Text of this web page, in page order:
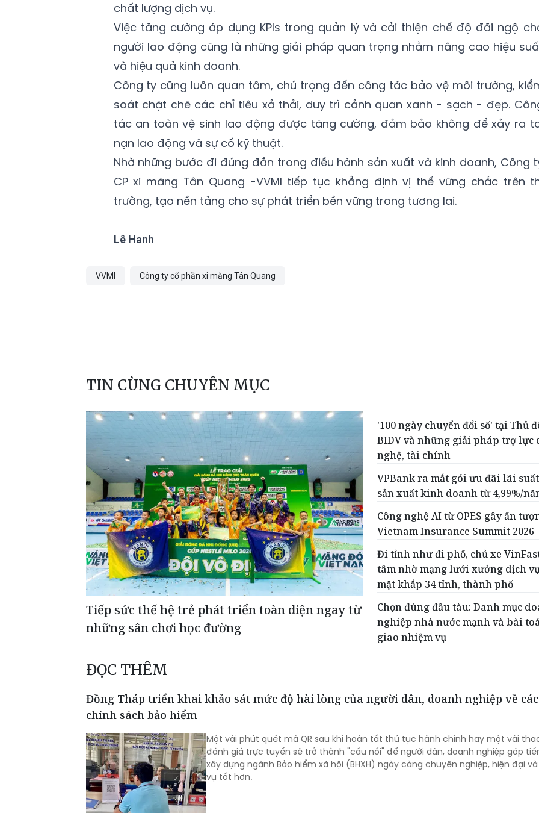
chất lượng dịch vụ.
Việc tăng cường áp dụng KPIs trong quản lý và cải thiện chế độ đãi ngộ
người lao động cũng là những giải pháp quan trọng nhằm nâng cao hiệu
và hiệu quả kinh doanh.
Công ty cũng luôn quan tâm, chú trọng đến công tác bảo vệ môi trường,
soát chặt chẽ các chỉ tiêu xả thải, duy trì cảnh quan xanh - sạch - đẹp.
tác an toàn vệ sinh lao động được tăng cường, đảm bảo không để xảy ra
nạn lao động và sự cố kỹ thuật.
Nhờ những bước đi đúng đắn trong điều hành sản xuất và kinh doanh, Công
CP xi măng Tân Quang -VVMI tiếp tục khẳng định vị thế vững chắc trên
trường, tạo nền tảng cho sự phát triển bền vững trong tương lai.
Lê Hanh
VVMI Công ty cổ phần xi măng Tân Quang
TIN CÙNG CHUYÊN MỤC
Tiếp sức thế hệ trẻ phát triển toàn diện ngay từ
những sân chơi học đường
'100 ngày chuyển đổi số' tại Thủ
BIDV và những giải pháp trợ lực
nghệ, tài chính
VPBank ra mắt gói ưu đãi lãi
sản xuất kinh doanh từ 4,99%/
Công nghệ AI từ OPES gây ấn
Vietnam Insurance Summit 2026
Đi tỉnh như đi phố, chủ xe
tâm nhờ mạng lưới xưởng dịch
mặt khắp 34 tỉnh, thành phố
Chọn đúng đầu tàu: Danh mục
nghiệp nhà nước mạnh và bài
giao nhiệm vụ
ĐỌC THÊM
Đồng Tháp triển khai khảo sát mức độ hài lòng của người dân, doanh nghiệp về các
chính sách bảo hiểm
Một vài phút quét mã QR sau khi hoàn tất thủ tục hành chính hay một vài
đánh giá trực tuyến sẽ trở thành "cầu nối" để người dân, doanh nghiệp góp
xây dựng ngành Bảo hiểm xã hội (BHXH) ngày càng chuyên nghiệp, hiện đại
vụ tốt hơn.